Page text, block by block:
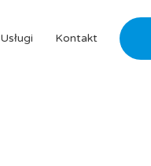
Usługi Kontakt